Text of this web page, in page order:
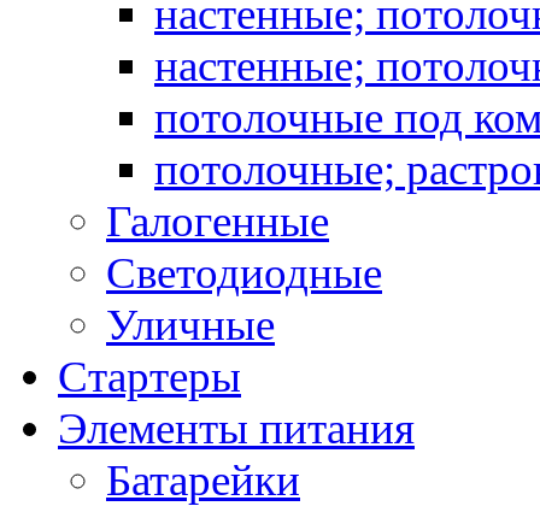
настенные;
настенные;
потолочные под
потолочные;
Галогенные
Светодиодные
Уличные
Стартеры
Элементы питания
Батарейки